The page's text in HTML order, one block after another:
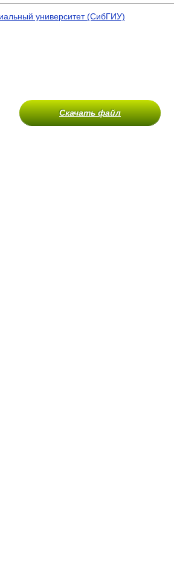
университет (СибГИУ)
Скачать файл